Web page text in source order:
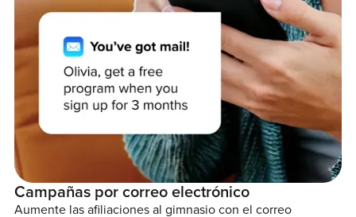
Campañas por correo electrónico
Aumente las afiliaciones al gimnasio con el correo